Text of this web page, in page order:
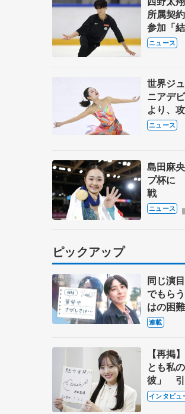
所属契
参加「
講師は
万佑子は
ニュース
世界ジ
ニアデ
より、
クルス杯
ニュース
島田麻
プ杯に
戦
ニュース
ピックアップ
同じ演
でもら
はの困
キャプ
連載
【再掲
とも私
彼」 引
で語っ
これか
インタビュ